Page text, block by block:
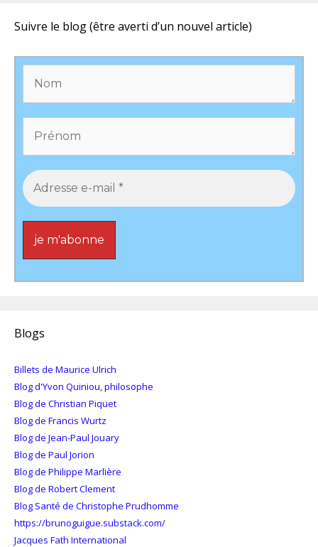
Suivre le blog (être averti d’un nouvel article)
Blogs
Billets de Maurice Ulrich
Blog d'Yvon Quiniou, philosophe
Blog de Christian Piquet
Blog de Francis Wurtz
Blog de Jean-Paul Jouary
Blog de Paul Jorion
Blog de Philippe Marlière
Blog de Robert Clement
Blog Santé de Christophe Prudhomme
https://brunoguigue.substack.com/
Jacques Fath International